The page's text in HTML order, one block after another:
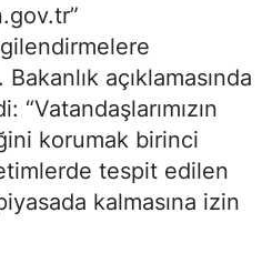
açıklamasında
korumak birinci
tespit edilen
kalmasına izin